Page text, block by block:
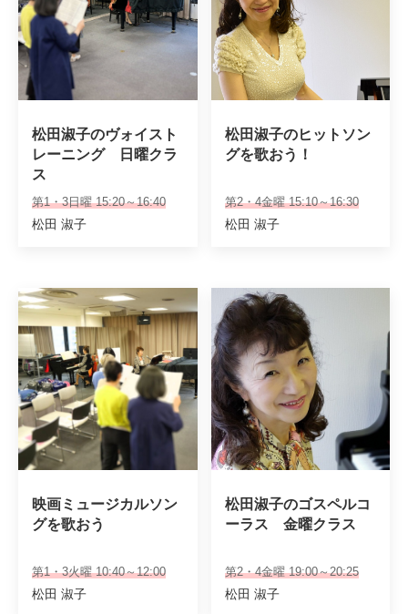
松田淑子のヴォイスト
レーニング　日曜クラ
ス
第1・3日曜 15:20～16:40
松田 淑子
松田淑子のヒットソン
グを歌おう！
第2・4金曜 15:10～16:30
松田 淑子
映画ミュージカルソン
グを歌おう
第1・3火曜 10:40～12:00
松田 淑子
松田淑子のゴスペルコ
ーラス　金曜クラス
第2・4金曜 19:00～20:25
松田 淑子